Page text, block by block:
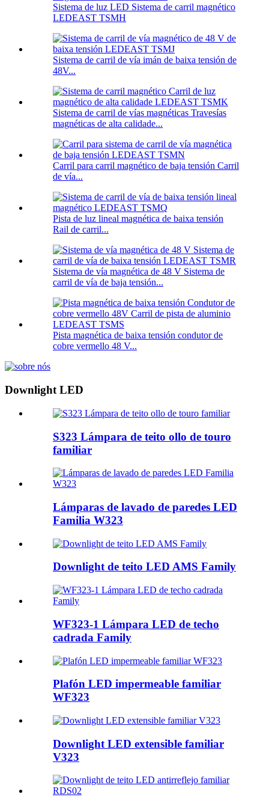
Sistema de luz LED Sistema de carril magnético
LEDEAST TSMH
Sistema de carril de vía imán de baixa tensión de
48V...
Sistema de carril de vías magnéticas Travesías
magnéticas de alta calidade...
Carril para carril magnético de baja tensión Carril
de vía...
Pista de luz lineal magnética de baixa tensión
Rail de carril...
Sistema de vía magnética de 48 V Sistema de
carril de vía de baja tensión...
Pista magnética de baixa tensión condutor de
cobre vermello 48 V...
Downlight LED
S323 Lámpara de teito ollo de touro
familiar
Lámparas de lavado de paredes LED
Familia W323
Downlight de teito LED AMS Family
WF323-1 Lámpara LED de techo
cadrada Family
Plafón LED impermeable familiar
WF323
Downlight LED extensible familiar
V323